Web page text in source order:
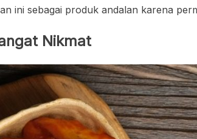
ini sebagai produk andalan karena
Nikmat